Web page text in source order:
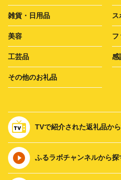
雑貨・日用品 ス
美容 フ
工芸品 感
その他のお礼品
TVで紹介された返礼品か
ふるラボチャンネルから探